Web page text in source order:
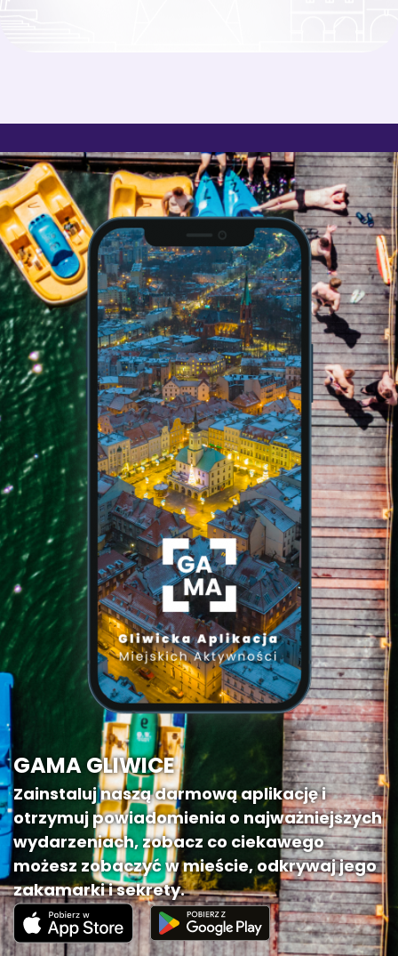
GAMA GLIWICE
Zainstaluj naszą darmową aplikację i
otrzymuj powiadomienia o najważniejszych
wydarzeniach, zobacz co ciekawego
możesz zobaczyć w mieście, odkrywaj jego
zakamarki i sekrety.